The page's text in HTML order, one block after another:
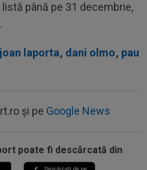
până pe 31 decembrie,
joan laporta, dani olmo, pau
și pe Google News
poate fi descărcată din
a semnat cu